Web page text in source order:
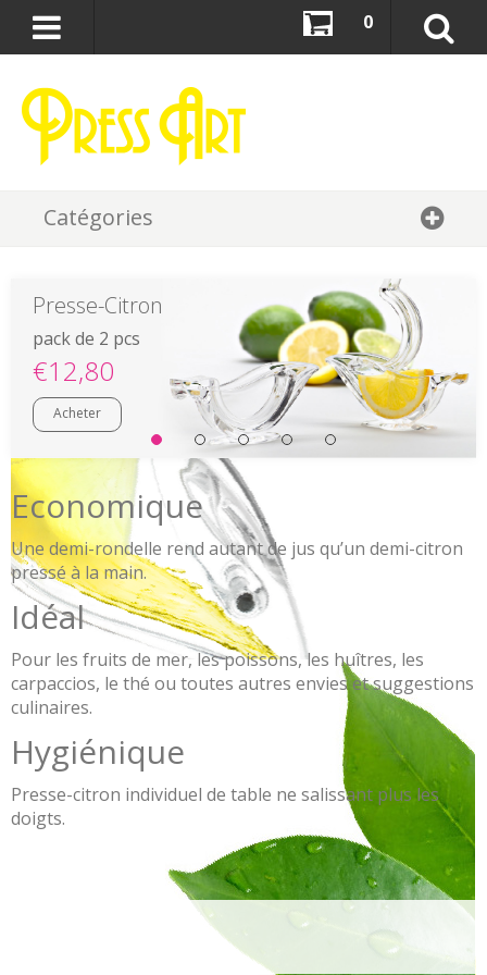
0
Catégories
Presse-Citron
pack de 2 pcs
€12,80
Acheter
Economique
Une demi-rondelle rend autant de jus qu’un demi-citron
pressé à la main.
Idéal
Pour les fruits de mer, les poissons, les huîtres, les
carpaccios, le thé ou toutes autres envies et suggestions
culinaires.
Hygiénique
Presse-citron individuel de table ne salissant plus les
doigts.